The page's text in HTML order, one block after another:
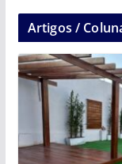
Artigos /